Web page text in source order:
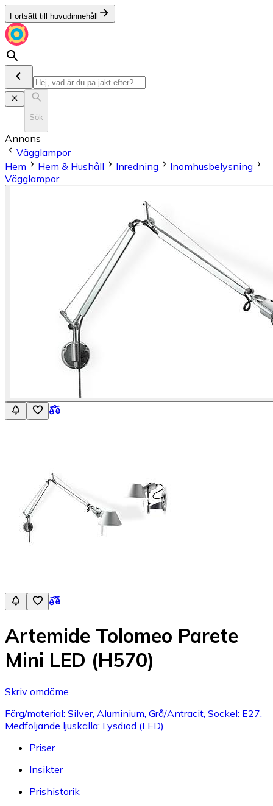
Fortsätt till huvudinnehåll
Sök
Annons
Vägglampor
Hem
Hem & Hushåll Inredning
Inomhusbelysning
Vägglampor
Artemide Tolomeo Parete
Mini LED (H570)
Skriv omdöme
Färg/material: Silver, Aluminium, Grå/Antracit, Sockel: E27,
Medföljande ljuskälla: Lysdiod (LED)
Priser
Insikter
Prishistorik